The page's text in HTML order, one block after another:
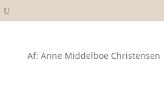
Af: Anne Middelboe Christensen